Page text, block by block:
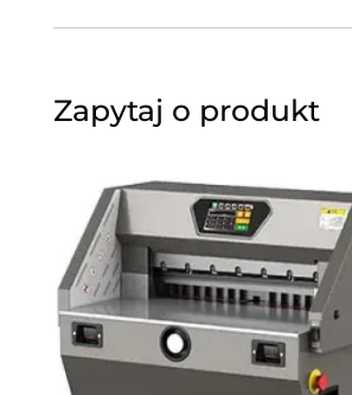
Zapytaj o produkt